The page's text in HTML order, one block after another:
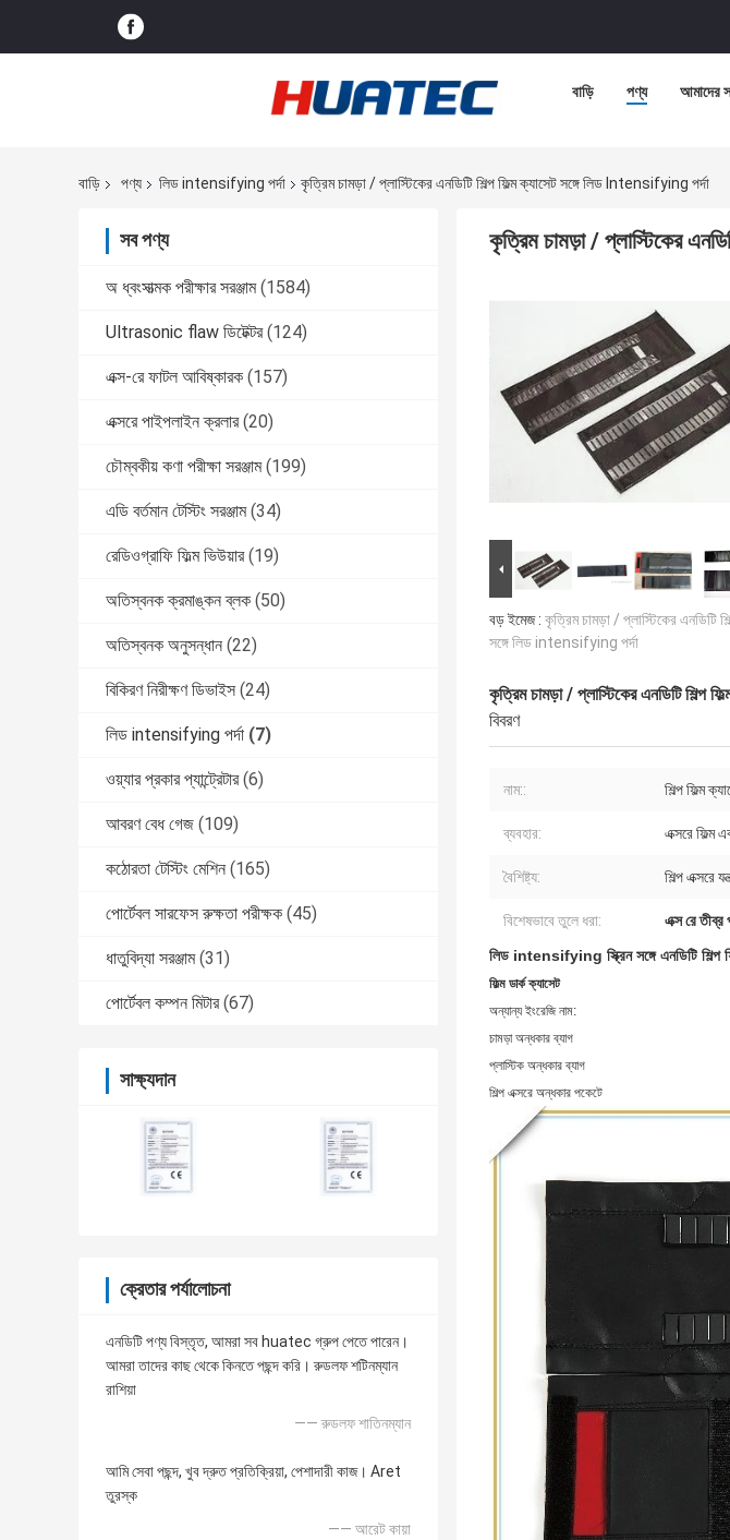
বাড়ি পণ্য আমাদের
বাড়ি পণ্য লিড intensifying পর্দা কৃত্রিম চামড়া / প্লাস্টিকের এনডিটি শিল্প ফিল্ম ক্যাসেট সঙ্গে লিড Intensifying পর্দা
সব পণ্য
অ ধ্বংসাত্মক পরীক্ষার সরঞ্জাম (1584)
Ultrasonic flaw ডিটেক্টর (124)
এক্স-রে ফাটল আবিষ্কারক (157)
এক্সরে পাইপলাইন ক্রলার (20)
চৌম্বকীয় কণা পরীক্ষা সরঞ্জাম (199)
এডি বর্তমান টেস্টিং সরঞ্জাম (34)
রেডিওগ্রাফি ফিল্ম ভিউয়ার (19)
অতিস্বনক ক্রমাঙ্কন ব্লক (50)
অতিস্বনক অনুসন্ধান (22)
বিকিরণ নিরীক্ষণ ডিভাইস (24)
লিড intensifying পর্দা (7)
ওয়্যার প্রকার প্যান্ট্রেটার (6)
আবরণ বেধ গেজ (109)
কঠোরতা টেস্টিং মেশিন (165)
পোর্টেবল সারফেস রুক্ষতা পরীক্ষক (45)
ধাতুবিদ্যা সরঞ্জাম (31)
পোর্টেবল কম্পন মিটার (67)
সাক্ষ্যদান
ক্রেতার পর্যালোচনা
এনডিটি পণ্য বিস্তৃত, আমরা সব huatec গ্রুপ পেতে পারেন।
আমরা তাদের কাছ থেকে কিনতে পছন্দ করি। রুডলফ শটিনম্যান
রাশিয়া
—— রুডলফ শাতিনম্যান
আমি সেবা পছন্দ, খুব দ্রুত প্রতিক্রিয়া, পেশাদারী কাজ। Aret
তুরস্ক
—— আরেট কায়া
কৃত্রিম চামড়া / প্লাস্টিকের
বড় ইমেজ : কৃত্রিম চামড়া / প্লাস্টিকের এনডিটি
সঙ্গে লিড intensifying পর্দা
কৃত্রিম চামড়া / প্লাস্টিকের এনডিটি শিল্প
বিবরণ
নাম:: শিল্প ফিল্ম
ব্যবহার: এক্সরে ফিল্ম
বৈশিষ্ট্য: শিল্প এক্সরে
বিশেষভাবে তুলে ধরা: এক্স রে তীব্র
লিড intensifying স্ক্রিন সঙ্গে এনডিটি শিল্প
ফিল্ম ডার্ক ক্যাসেট
অন্যান্য ইংরেজি নাম:
চামড়া অন্ধকার ব্যাগ
প্লাস্টিক অন্ধকার ব্যাগ
শিল্প এক্সরে অন্ধকার পকেটে